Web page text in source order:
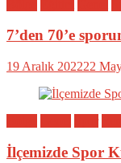
7’den 70’e
19 Aralık 202222
İlçemizde Spor